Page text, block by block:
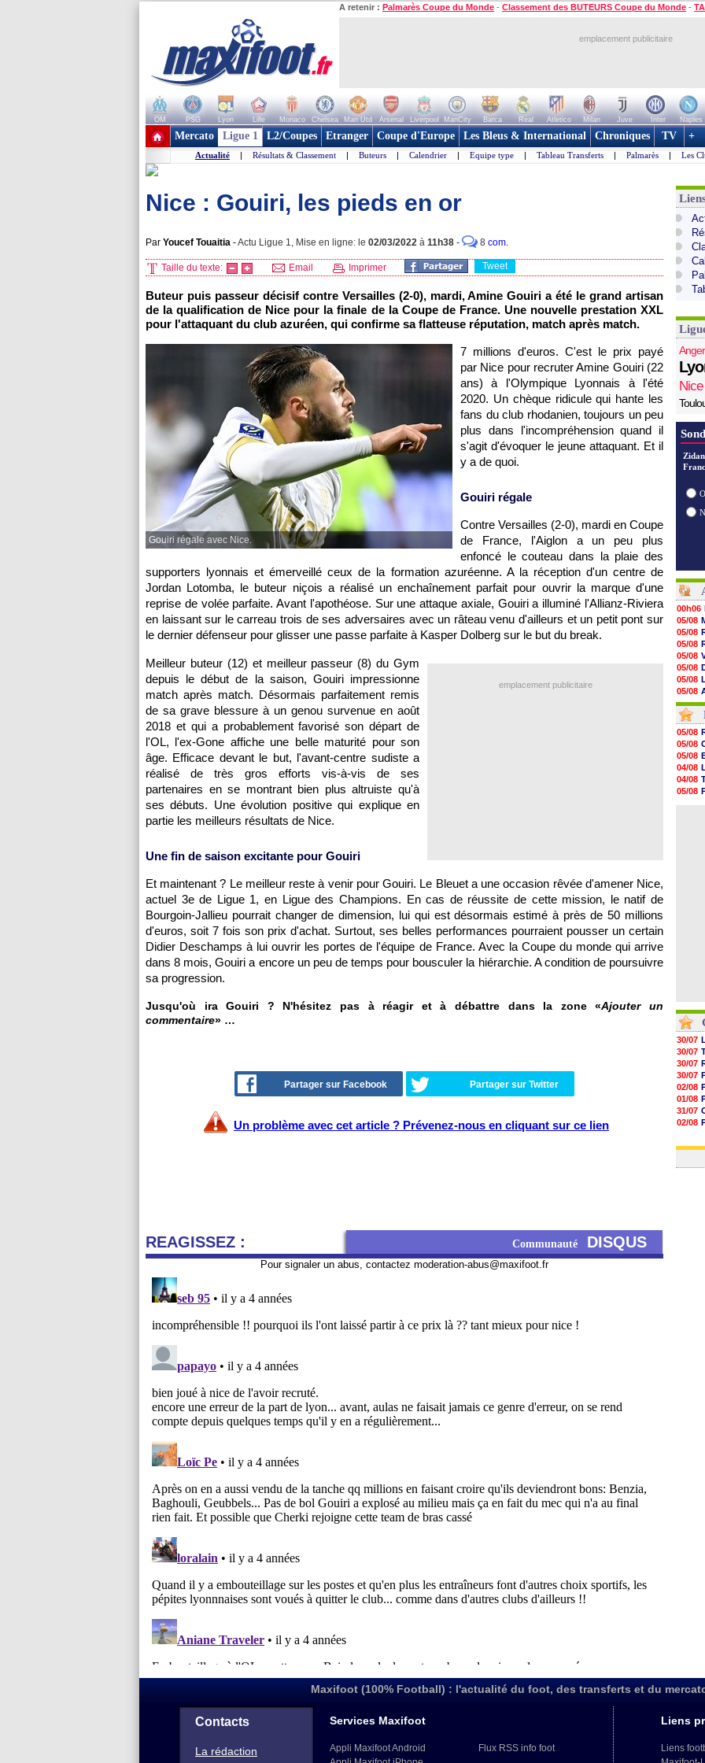
A retenir : Palmarès Coupe du Monde - Classement des BUTEURS Coupe du Monde -
emplacement publicitaire
OM PSG Lyon Lille Monaco Chelsea Man Utd Arsenal Liverpool ManCity Barca Real Atletico Milan Juve Inter Naples
+ de clubs
Mercato Ligue 1 L2/Coupes Etranger Coupe d'Europe Les Bleus & International Chroniques TV +
Actualité | Résultats & Classement | Buteurs | Calendrier | Equipe type | Tableau Transferts | Palmarès | Les
Nice : Gouiri, les pieds en or
Par Youcef Touaitia -Actu Ligue 1, Mise en ligne: le 02/03/2022 à 11h38 - 8 com.
Taille du texte: Email Imprimer Tweet
Buteur puis passeur décisif contre Versailles (2-0), mardi, Amine Gouiri a été le grand artisan
de la qualification de Nice pour la finale de la Coupe de France. Une nouvelle prestation XXL
pour l'attaquant du club azuréen, qui confirme sa flatteuse réputation, match après match.
Gouiri régale avec Nice.
7 millions d'euros. C'est le prix payé
par Nice pour recruter Amine Gouiri (22
ans) à l'Olympique Lyonnais à l'été
2020. Un chèque ridicule qui hante les
fans du club rhodanien, toujours un peu
plus dans l'incompréhension quand il
s'agit d'évoquer le jeune attaquant. Et il
y a de quoi.
Gouiri régale
Contre Versailles (2-0), mardi en Coupe
de France, l'Aiglon a un peu plus
enfoncé le couteau dans la plaie des
supporters lyonnais et émerveillé ceux de la formation azuréenne. A la réception d'un centre de
Jordan Lotomba, le buteur niçois a réalisé un enchaînement parfait pour ouvrir la marque d'une
reprise de volée parfaite. Avant l'apothéose. Sur une attaque axiale, Gouiri a illuminé l'Allianz-Riviera
en laissant sur le carreau trois de ses adversaires avec un râteau venu d'ailleurs et un petit pont sur
le dernier défenseur pour glisser une passe parfaite à Kasper Dolberg sur le but du break.
emplacement publicitaire
Meilleur buteur (12) et meilleur passeur (8) du Gym
depuis le début de la saison, Gouiri impressionne
match après match. Désormais parfaitement remis
de sa grave blessure à un genou survenue en août
2018 et qui a probablement favorisé son départ de
l'OL, l'ex-Gone affiche une belle maturité pour son
âge. Efficace devant le but, l'avant-centre sudiste a
réalisé de très gros efforts vis-à-vis de ses
partenaires en se montrant bien plus altruiste qu'à
ses débuts. Une évolution positive qui explique en
partie les meilleurs résultats de Nice.
Une fin de saison excitante pour Gouiri
Et maintenant ? Le meilleur reste à venir pour Gouiri. Le Bleuet a une occasion rêvée d'amener Nice,
actuel 3e de Ligue 1, en Ligue des Champions. En cas de réussite de cette mission, le natif de
Bourgoin-Jallieu pourrait changer de dimension, lui qui est désormais estimé à près de 50 millions
d'euros, soit 7 fois son prix d'achat. Surtout, ses belles performances pourraient pousser un certain
Didier Deschamps à lui ouvrir les portes de l'équipe de France. Avec la Coupe du monde qui arrive
dans 8 mois, Gouiri a encore un peu de temps pour bousculer la hiérarchie. A condition de poursuivre
sa progression.
Jusqu'où ira Gouiri ? N'hésitez pas à réagir et à débattre dans la zone «Ajouter un
commentaire» …
Partager sur Facebook Partager sur Twitter
Un problème avec cet article ? Prévenez-nous en cliquant sur ce lien
REAGISSEZ : Communauté DISQUS
Pour signaler un abus, contactez moderation-abus@maxifoot.fr
Nice
00h06
05/08
05/08
05/08
05/08
05/08
05/08
05/08
05/08
05/08
05/08
05/08
05/08
05/08
05/08
05/08
05/08
05/08
05/08
05/08
04/08
04/08
05/08
30/07
30/07
30/07
30/07
02/08
01/08
31/07
02/08
01/08
Maxifoot (100% Football) : l'actualité du foot, des transferts et du
Contacts
La rédaction
Services Maxifoot
Appli Maxifoot Android
Flux RSS info foot
Liens
Liens